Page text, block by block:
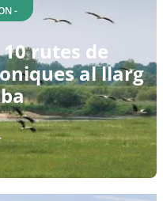
-
rutes de
al llarg